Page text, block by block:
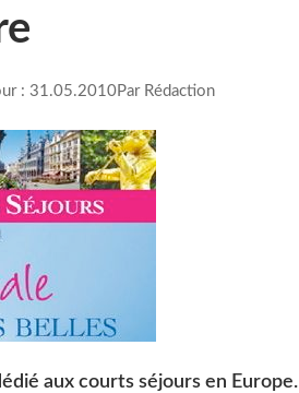
: 31.05.2010Par Rédaction
aux courts séjours en Europe.